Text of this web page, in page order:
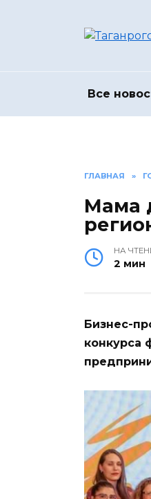
Все
ГЛАВНАЯ »
Мама
НА
2 мин
Бизнес-
конкурса